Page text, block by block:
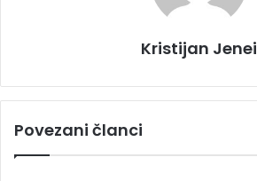
Kristijan Jenei
Povezani članci